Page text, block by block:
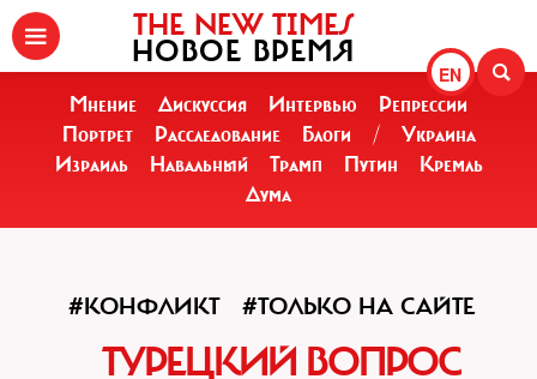
EN
THE NEW TIMES
НОВОЕ ВРЕМЯ
Мнение Дискуссия Интервью
Репрессии
Портрет
Расследование Блоги /
Украина
Израиль
Навальный Трамп Путин
Кремль
Дума
#КОНФЛИКТ #ТОЛЬКО НА САЙТЕ
ТУРЕЦКИЙ ВОПРОС